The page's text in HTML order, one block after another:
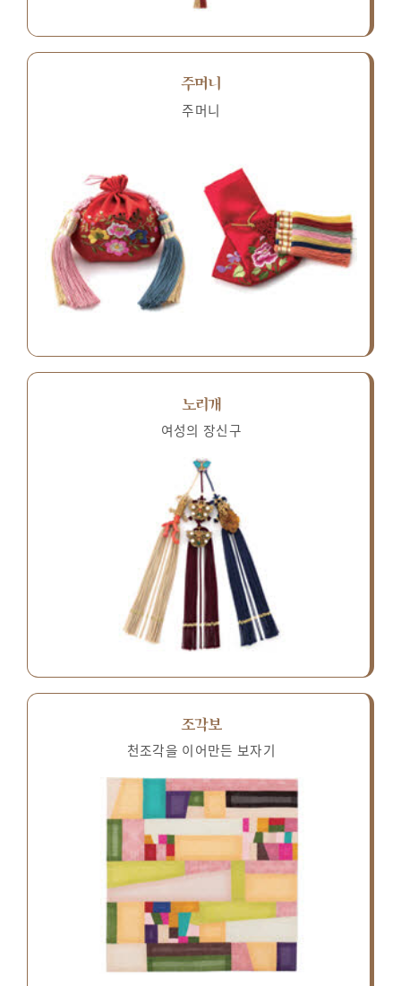
주머니
주머니
노리개
여성의 장신구
조각보
천조각을 이어만든 보자기